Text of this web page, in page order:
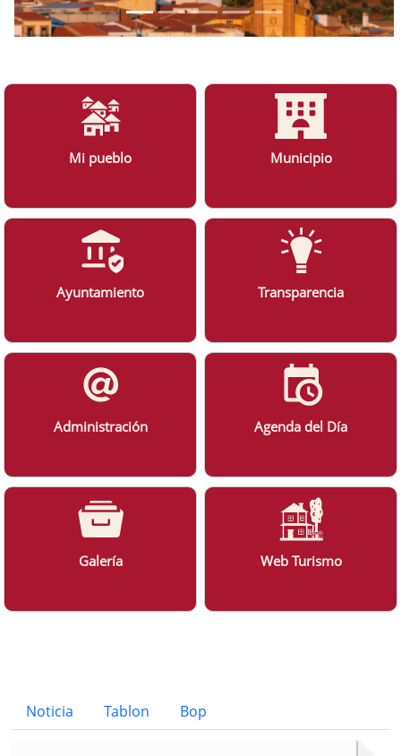
Mi pueblo Municipio
Ayuntamiento Transparencia
Administración Agenda del Día
Galería Web Turismo
Noticia Tablon Bop
Button